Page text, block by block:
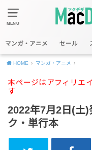
MENU
マンガ・アニメ セール
HOME マンガ・アニメ
本ページはアフィリエ
す
2022年7月2日(土
ク・単行本